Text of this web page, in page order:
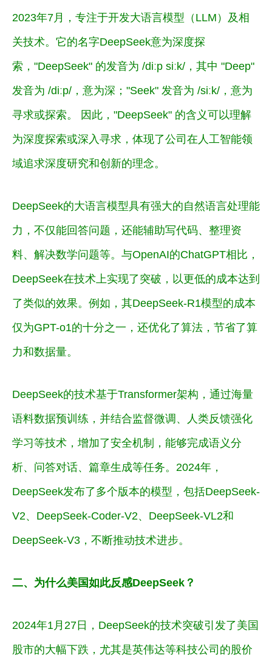
2023年7月，专注于开发大语言模型（LLM）及相
关技术。它的名字DeepSeek意为深度探
索 ，"DeepSeek" 的发音为 /diːp siːk/，其中 "Deep"
发音为 /diːp/，意为深；"Seek" 发音为 /siːk/，意为
寻求或探索。 因此，"DeepSeek" 的含义可以理解
为深度探索或深入寻求，体现了公司在人工智能领
域追求深度研究和创新的理念。
DeepSeek的大语言模型具有强大的自然语言处理能
力，不仅能回答问题，还能辅助写代码、整理资
料、解决数学问题等。与OpenAI的ChatGPT相比，
DeepSeek在技术上实现了突破，以更低的成本达到
了类似的效果。例如，其DeepSeek-R1模型的成本
仅为GPT-o1的十分之一，还优化了算法，节省了算
力和数据量。
DeepSeek的技术基于Transformer架构，通过海量
语料数据预训练，并结合监督微调、人类反馈强化
学习等技术，增加了安全机制，能够完成语义分
析、问答对话、篇章生成等任务。2024年，
DeepSeek发布了多个版本的模型，包括DeepSeek-
V2、DeepSeek-Coder-V2、DeepSeek-VL2和
DeepSeek-V3，不断推动技术进步。
二、为什么美国如此反感DeepSeek？
2024年1月27日， DeepSeek的技术突破引发了美国
股市的大幅下跌 ，尤其是英伟达等科技公司的股价